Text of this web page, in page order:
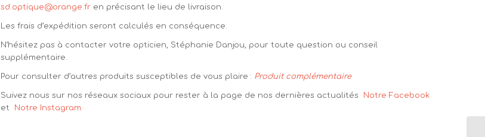
sd.optique@orange.fr en précisant le lieu de livraison.
Les frais d’expédition seront calculés en conséquence.
N’hésitez pas à contacter votre opticien, Stéphanie Danjou, pour toute question ou conseil
supplémentaire.
Pour consulter d’autres produits susceptibles de vous plaire : Produit complémentaire
Suivez nous sur nos réseaux sociaux pour rester à la page de nos dernières actualités Notre Facebook
et
Notre Instagram.